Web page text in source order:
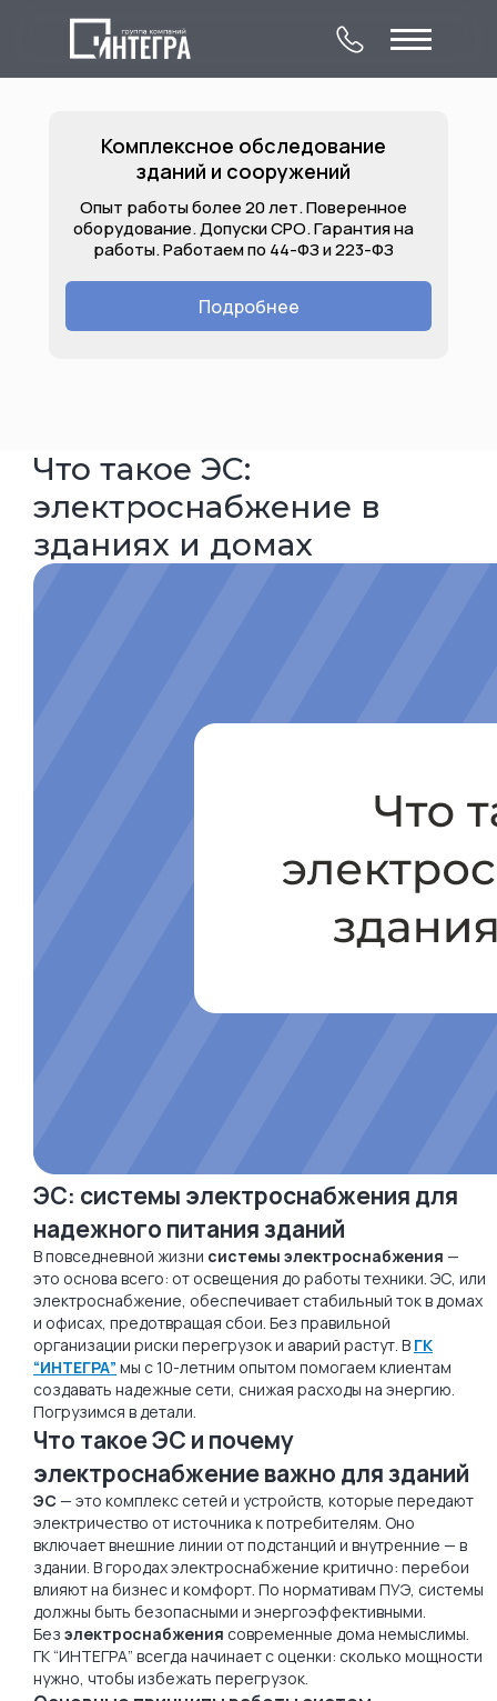
Комплексное
обследование
зданий и сооружений
О компании
Услуги
Объекты
Лицензии
Контакты
Комплексное обследование
зданий и сооружений
Подробнее
Опыт работы более 20 лет. Поверенное
оборудование. Допуски СРО. Гарантия на
работы. Работаем по 44-ФЗ и 223-ФЗ
Что такое ЭС:
электроснабжение в
зданиях и домах
ЭС: системы электроснабжения для
надежного питания зданий
В повседневной жизни системы электроснабжения —
это основа всего: от освещения до работы техники. ЭС, или
электроснабжение, обеспечивает стабильный ток в домах
и офисах, предотвращая сбои. Без правильной
организации риски перегрузок и аварий растут. В ГК
“ИНТЕГРА” мы с 10-летним опытом помогаем клиентам
создавать надежные сети, снижая расходы на энергию.
Погрузимся в детали.
Что такое ЭС и почему
электроснабжение важно для зданий
ЭС — это комплекс сетей и устройств, которые передают
электричество от источника к потребителям. Оно
включает внешние линии от подстанций и внутренние — в
здании. В городах электроснабжение критично: перебои
влияют на бизнес и комфорт. По нормативам ПУЭ, системы
должны быть безопасными и энергоэффективными.
Без электроснабжения современные дома немыслимы.
ГК “ИНТЕГРА” всегда начинает с оценки: сколько мощности
нужно, чтобы избежать перегрузок.